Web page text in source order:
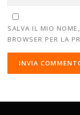
SALVA IL MIO
BROWSER PER LA